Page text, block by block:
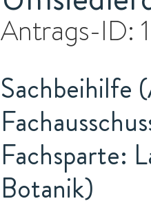
Antrags-ID:
Sachbeihilfe
Fachsparte:
Botanik)